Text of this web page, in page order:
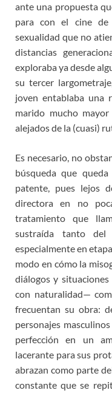
ante una propuesta
para con el cine de
sexualidad que no
distancias
exploraba ya desde
su tercer
joven entablaba una
marido mucho
alejados de la (cuasi)
Es necesario, no
búsqueda que
patente, pues lejos
directora en no
tratamiento que
sustraída tanto
especialmente en
modo en cómo la
diálogos y
con naturalidad—
frecuentan su obra:
personajes
perfección en un
lacerante para sus
abrazan como parte
constante que se